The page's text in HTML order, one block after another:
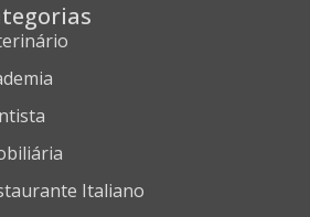
Italiano